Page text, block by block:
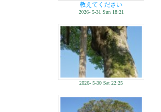
教えてください
2026- 5-31 Sun 18:21
2026- 5-30 Sat 22:25